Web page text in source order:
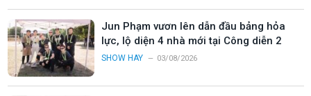
Jun Phạm vươn lên dẫn đầu bảng hỏa
lực, lộ diện 4 nhà mới tại Công diễn 2
SHOW HAY 03/08/2026